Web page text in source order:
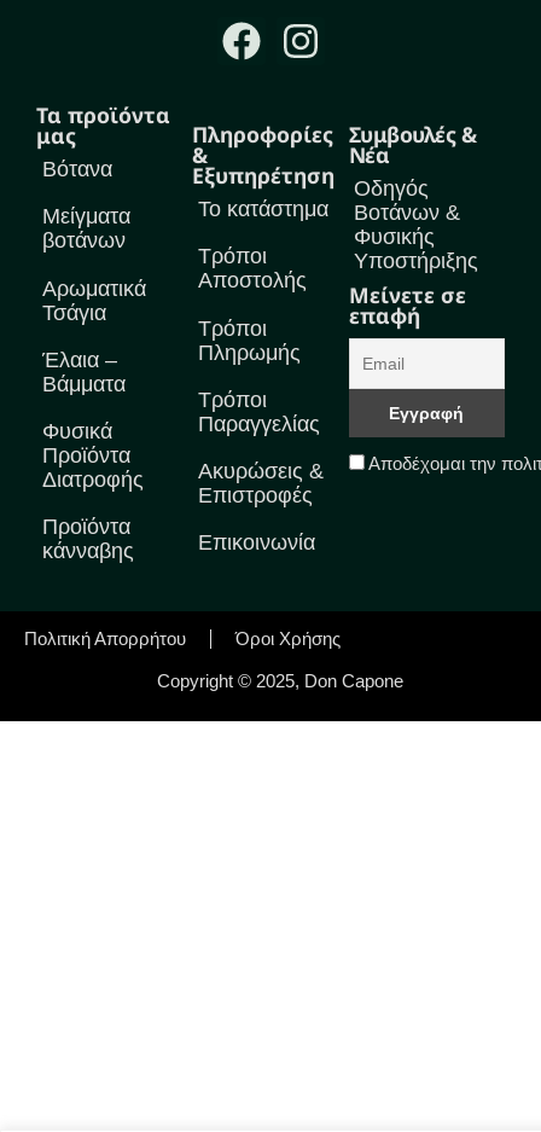
Τα προϊόντα
μας
Βότανα
Μείγματα
βοτάνων
Αρωματικά
Τσάγια
Έλαια –
Βάμματα
Φυσικά
Προϊόντα
Διατροφής
Προϊόντα
κάνναβης
Πληροφορίες
&
Εξυπηρέτηση
Το κατάστημα
Τρόποι
Αποστολής
Τρόποι
Πληρωμής
Τρόποι
Παραγγελίας
Ακυρώσεις &
Επιστροφές
Επικοινωνία
Συμβουλές &
Νέα
Οδηγός
Βοτάνων &
Φυσικής
Υποστήριξης
Μείνετε σε
επαφή
Αποδέχομαι την
Copyright © 2025, Don Capone
Πολιτική Απορρήτου Όροι Χρήσης